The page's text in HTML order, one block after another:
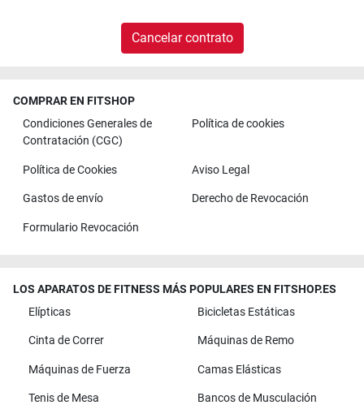
Cancelar contrato
COMPRAR EN FITSHOP
Condiciones Generales de
Contratación (CGC)
Política de cookies
Política de Cookies Aviso Legal
Gastos de envío Derecho de Revocación
Formulario Revocación
LOS APARATOS DE FITNESS MÁS POPULARES EN FITSHOP.ES
Elípticas
Bicicletas Estáticas
Cinta de Correr Máquinas de Remo
Máquinas de Fuerza Camas Elásticas
Tenis de Mesa Bancos de Musculación